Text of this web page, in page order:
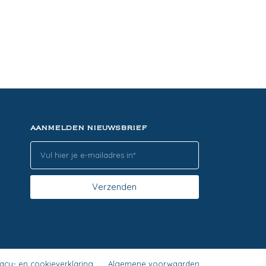
AANMELDEN NIEUWSBRIEF
Verzenden
en cookieverklaring Algemene voorwaarden